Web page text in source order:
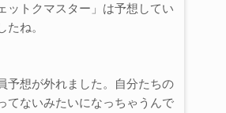
ットクマスター」は予想してい
ね。
予想が外れました。自分たちの
てないみたいになっちゃうんで